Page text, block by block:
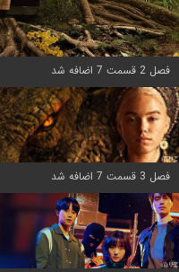
فصل 2 قسمت 7 اضافه شد
فصل 3 قسمت 7 اضافه شد